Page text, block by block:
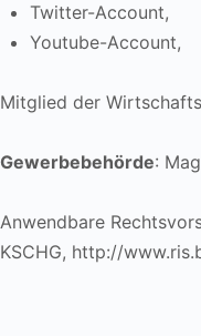
Twitter-Account,
Youtube-Account,
Mitglied der
Gewerbebehörde:
Anwendbare
KSCHG, http://